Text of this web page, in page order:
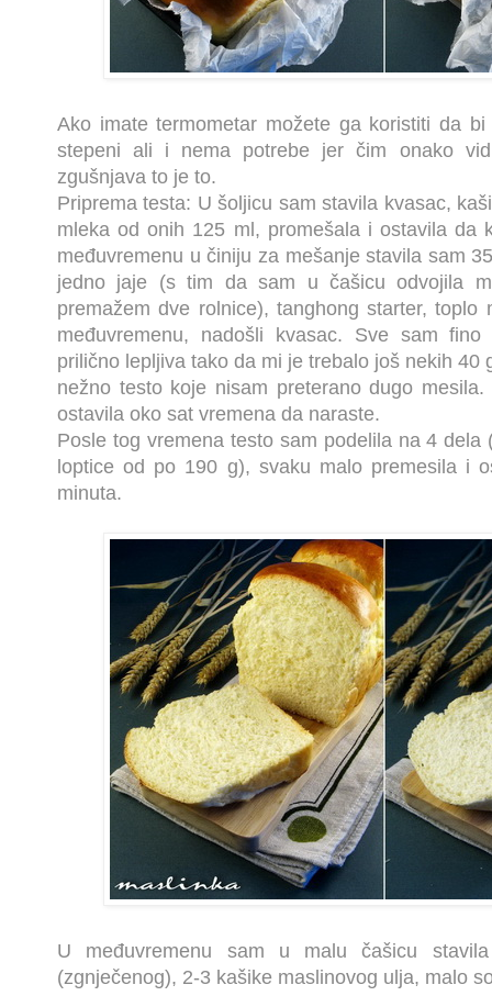
Ako imate termometar možete ga koristiti da
stepeni ali i nema potrebe jer čim onako
zgušnjava to je to.
Priprema testa: U šoljicu sam stavila kvasac,
mleka od onih 125 ml, promešala i ostavila da
međuvremenu u činiju za mešanje stavila sam
jedno jaje (s tim da sam u čašicu odvojila
premažem dve rolnice), tanghong starter, toplo
međuvremenu, nadošli kvasac. Sve sam
prilično lepljiva tako da mi je trebalo još nekih 40
nežno testo koje nisam preterano dugo
ostavila oko sat vremena da naraste.
Posle tog vremena testo sam podelila na 4
loptice od po 190 g), svaku malo premesila i
minuta.
U međuvremenu sam u malu čašicu
(zgnječenog), 2-3 kašike maslinovog ulja, malo